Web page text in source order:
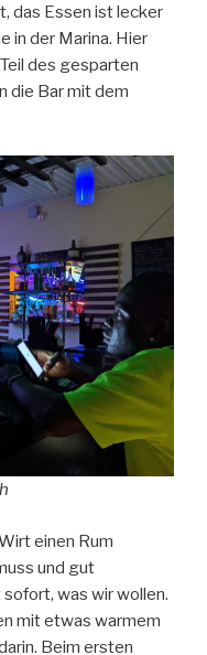
das Essen ist lecker
in der Marina. Hier
des gesparten
die Bar mit dem
einen Rum
und gut
was wir wollen.
mit etwas warmem
Beim ersten